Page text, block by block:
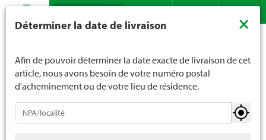
Recherche
Pots
Bacs à plantes intérieur
Déterminer la date de livraison ×
Afin de pouvoir déterminer la date exacte de livraison de cet
article, nous avons besoin de votre numéro postal
d'acheminement ou de votre lieu de résidence.
moins de 16 ans. La limite d'âge est de 18 ans pour les
nous indiquez votre âge de manière contraignante.